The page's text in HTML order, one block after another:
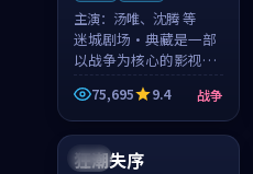
主演： 汤唯、沈腾 等
迷城剧场·典藏是一部
以战争为核心的影视作
品，围绕危机、反转与
人物成长展开，整体节
奏紧凑，值得推荐观
看。
75,695 9.4 战争
中国
狂潮失序